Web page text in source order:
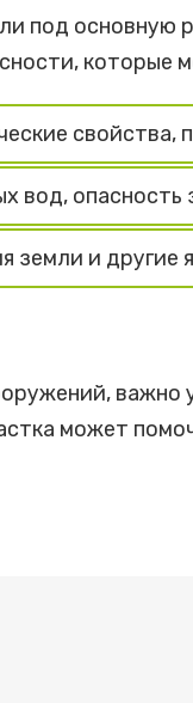
под основную
которые
свойства,
вод, опасность
земли и другие
может